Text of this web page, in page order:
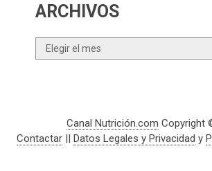
ARCHIVOS
Archivos
Canal Nutrición.com Copyright
Contactar ||Datos Legales y Privacidad y